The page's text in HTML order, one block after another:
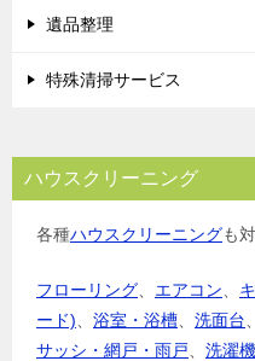
遺品整理
特殊清掃サービス
ハウスクリーニング
各種ハウスクリーニングも
フローリング エアコン
ード)
浴室・浴槽 洗面台
サッシ・網戸・雨戸
洗濯